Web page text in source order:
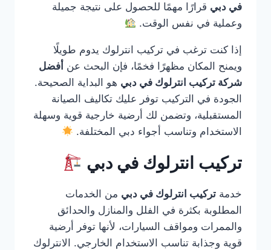
في دبي قرارًا مهمًا للحصول على نتيجة جميلة
وعملية في نفس الوقت.
إذا كنت ترغب في تركيب انترلوك يدوم طويلًا
ويمنح المكان مظهرًا فخمًا، فإن البحث عن أفضل
شركة تركيب انترلوك في دبي هو البداية الصحيحة.
الجودة في التركيب توفر عليك تكاليف الصيانة
المستقبلية، وتضمن لك أرضية خارجية قوية وسهلة
الاستخدام وتناسب أجواء دبي المختلفة.
تركيب انترلوك في دبي
خدمة تركيب انترلوك في دبي من الخدمات
المطلوبة بكثرة في الفلل والمنازل والحدائق
والممرات ومواقف السيارات، لأنها توفر أرضية
قوية وجذابة تناسب الاستخدام الخارجي. الانترلوك